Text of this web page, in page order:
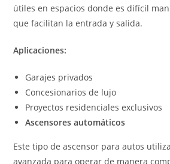
útiles en espacios donde es difícil
que facilitan la entrada y salida.
Aplicaciones:
Garajes privados
Concesionarios de lujo
Proyectos residenciales exclusivos
Ascensores automáticos
Este tipo de ascensor para autos
avanzada para operar de manera